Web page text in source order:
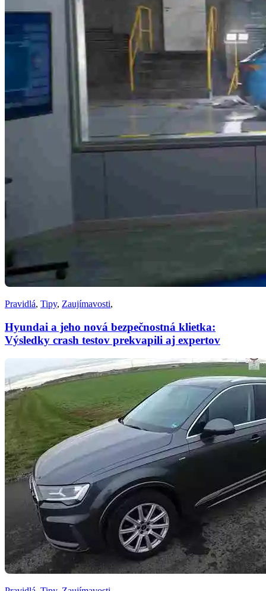
Pravidlá, Tipy, Zaujímavosti,
Hyundai a jeho nová bezpečnostná klietka:
Výsledky crash testov prekvapili aj expertov